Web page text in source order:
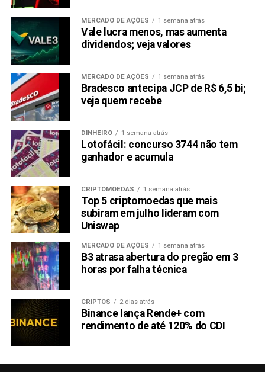
MERCADO DE AÇÕES 1 semana atrás
Vale lucra menos, mas aumenta
dividendos; veja valores
MERCADO DE AÇÕES 1 semana atrás
Bradesco antecipa JCP de R$ 6,5 bi;
veja quem recebe
DINHEIRO 1 semana atrás
Lotofácil: concurso 3744 não tem
ganhador e acumula
CRIPTOMOEDAS 1 semana atrás
Top 5 criptomoedas que mais
subiram em julho lideram com
Uniswap
MERCADO DE AÇÕES 1 semana atrás
B3 atrasa abertura do pregão em 3
horas por falha técnica
CRIPTOS 2 dias atrás
Binance lança Rende+ com
rendimento de até 120% do CDI